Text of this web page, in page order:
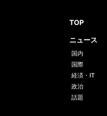
TOP
ニュース
国内
国際
経済・IT
政治
話題